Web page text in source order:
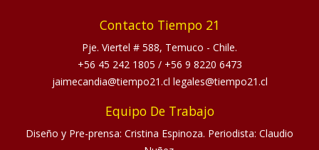
Contacto Tiempo 21
Pje. Viertel # 588, Temuco - Chile.
+56 45 242 1805 / +56 9 8220 6473
jaimecandia@tiempo21.cl legales@tiempo21.cl
Equipo De Trabajo
Diseño y Pre-prensa: Cristina Espinoza. Periodista: Claudio